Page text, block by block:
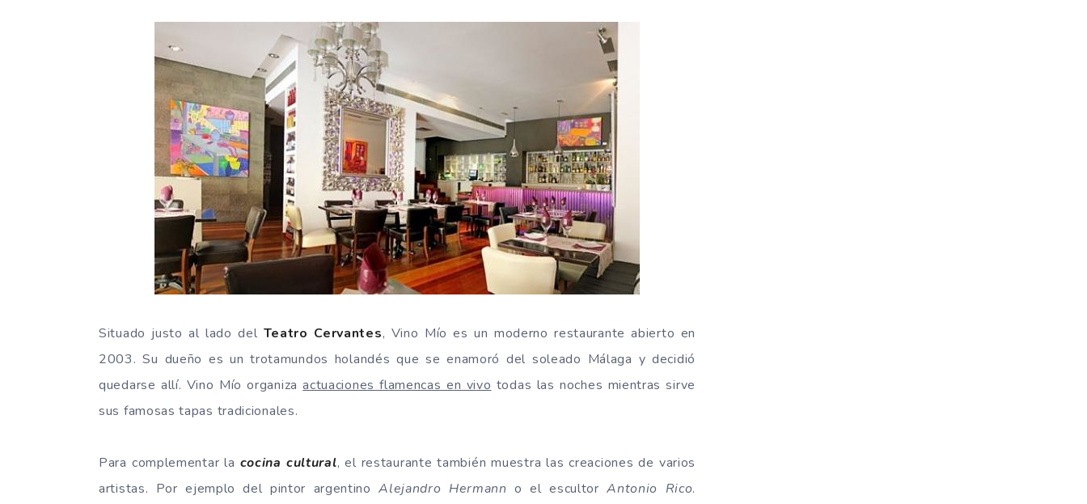
Situado justo al lado del Teatro Cervantes, Vino Mío es un moderno restaurante abierto en
2003. Su dueño es un trotamundos holandés que se enamoró del soleado Málaga y decidió
quedarse allí. Vino Mío organizaactuaciones flamencas en vivo todas las noches mientras sirve
sus famosas tapas tradicionales.
Para complementar la cocina cultural, el restaurante también muestra las creaciones de varios
artistas. Por ejemplo del pintor argentinoAlejandro Hermann o el escultorAntonio Rico.